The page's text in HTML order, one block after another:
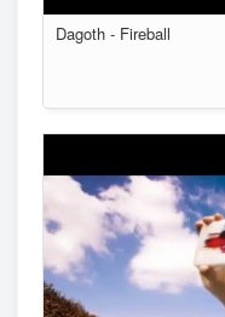
Dagoth - Fireball